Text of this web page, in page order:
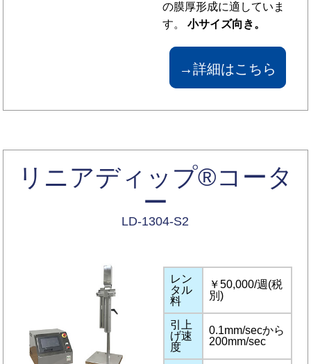
の膜厚形成に適していま
す。小サイズ向き。
→詳細はこちら
リニアディップ®コータ
ー
LD-1304-S2
レン
タル
料
￥50,000/週(税
別)
引上
げ速
度
0.1mm/secから
200mm/sec